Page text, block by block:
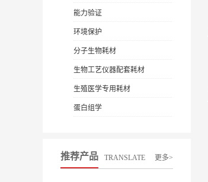
能力验证
环境保护
分子生物耗材
生物工艺仪器配套耗材
生殖医学专用耗材
蛋白组学
推荐产品 TRANSLATE 更多>